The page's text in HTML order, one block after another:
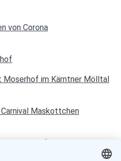
von Corona
im Kärntner Mölltal